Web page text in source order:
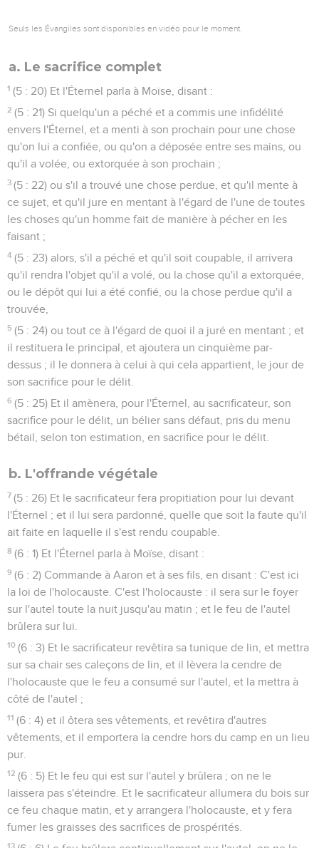
Seuls les Évangiles sont disponibles en vidéo pour le moment.
a. Le sacrifice complet
1 (5 : 20) Et l'Éternel parla à Moïse, disant :
2 (5 : 21) Si quelqu'un a péché et a commis une infidélité
envers l'Éternel, et a menti à son prochain pour une chose
qu'on lui a confiée, ou qu'on a déposée entre ses mains, ou
qu'il a volée, ou extorquée à son prochain ;
3 (5 : 22) ou s'il a trouvé une chose perdue, et qu'il mente à
ce sujet, et qu'il jure en mentant à l'égard de l'une de toutes
les choses qu'un homme fait de manière à pécher en les
faisant ;
4 (5 : 23) alors, s'il a péché et qu'il soit coupable, il arrivera
qu'il rendra l'objet qu'il a volé, ou la chose qu'il a extorquée,
ou le dépôt qui lui a été confié, ou la chose perdue qu'il a
trouvée,
5 (5 : 24) ou tout ce à l'égard de quoi il a juré en mentant ; et
il restituera le principal, et ajoutera un cinquième par-
dessus ; il le donnera à celui à qui cela appartient, le jour de
son sacrifice pour le délit.
6 (5 : 25) Et il amènera, pour l'Éternel, au sacrificateur, son
sacrifice pour le délit, un bélier sans défaut, pris du menu
bétail, selon ton estimation, en sacrifice pour le délit.
b. L'offrande végétale
7 (5 : 26) Et le sacrificateur fera propitiation pour lui devant
l'Éternel ; et il lui sera pardonné, quelle que soit la faute qu'il
ait faite en laquelle il s'est rendu coupable.
8 (6 : 1) Et l'Éternel parla à Moïse, disant :
9 (6 : 2) Commande à Aaron et à ses fils, en disant : C'est ici
la loi de l'holocauste. C'est l'holocauste : il sera sur le foyer
sur l'autel toute la nuit jusqu'au matin ; et le feu de l'autel
brûlera sur lui.
10 (6 : 3) Et le sacrificateur revêtira sa tunique de lin, et mettra
sur sa chair ses caleçons de lin, et il lèvera la cendre de
l'holocauste que le feu a consumé sur l'autel, et la mettra à
côté de l'autel ;
11 (6 : 4) et il ôtera ses vêtements, et revêtira d'autres
vêtements, et il emportera la cendre hors du camp en un lieu
pur.
12 (6 : 5) Et le feu qui est sur l'autel y brûlera ; on ne le
laissera pas s'éteindre. Et le sacrificateur allumera du bois sur
ce feu chaque matin, et y arrangera l'holocauste, et y fera
fumer les graisses des sacrifices de prospérités.
13